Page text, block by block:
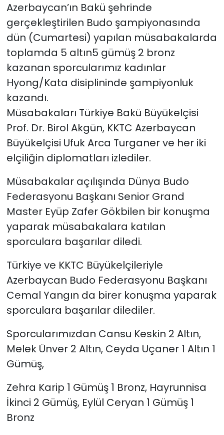
Azerbaycan’ın Bakü şehrinde
gerçekleştirilen Budo şampiyonasında
dün (Cumartesi) yapılan müsabakalarda
toplamda 5 altın5 gümüş 2 bronz
kazanan sporcularımız kadınlar
Hyong/Kata disiplininde şampiyonluk
kazandı.
Müsabakaları Türkiye Bakü Büyükelçisi
Prof. Dr. Birol Akgün, KKTC Azerbaycan
Büyükelçisi Ufuk Arca Turganer ve her iki
elçiliğin diplomatları izlediler.
Müsabakalar açılışında Dünya Budo
Federasyonu Başkanı Senior Grand
Master Eyüp Zafer Gökbilen bir konuşma
yaparak müsabakalara katılan
sporculara başarılar diledi.
Türkiye ve KKTC Büyükelçileriyle
Azerbaycan Budo Federasyonu Başkanı
Cemal Yangın da birer konuşma yaparak
sporculara başarılar dilediler.
Sporcularımızdan Cansu Keskin 2 Altın,
Melek Ünver 2 Altın, Ceyda Uçaner 1 Altın 1
Gümüş,
Zehra Karip 1 Gümüş 1 Bronz, Hayrunnisa
İkinci 2 Gümüş, Eylül Ceryan 1 Gümüş 1
Bronz
SAĞLIK
Spor
Teknoloji
TÜRKiYE
Video Galeri
YAŞAM
Yazarlar